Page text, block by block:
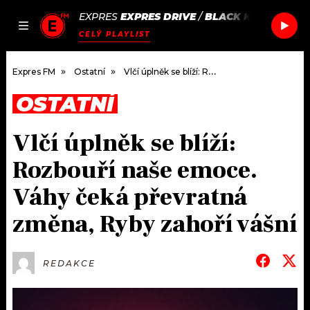
JAK
SEZNAM.CZ
EXPRES EXPRES DRIVE/BLACK KEYS
CELÝ PLAYLIST
DOMŮ
ČLÁNKY
AKTUÁLNĚ
HUDBA
ROZHOVORY
PODCASTY
JAK NALADIT
RÁDIO
APLIKACE
SOUTĚŽE
Expres FM Ostatní Vlčí úplněk se blíží: Rozbouří naše emoce. Váhy čeká převratná změna, Ryby zahoří vášní
OSTATNÍ
Vlčí úplněk se blíží:
Rozbouří naše emoce.
Váhy čeká převratná
změna, Ryby zahoří vášní
REDAKCE